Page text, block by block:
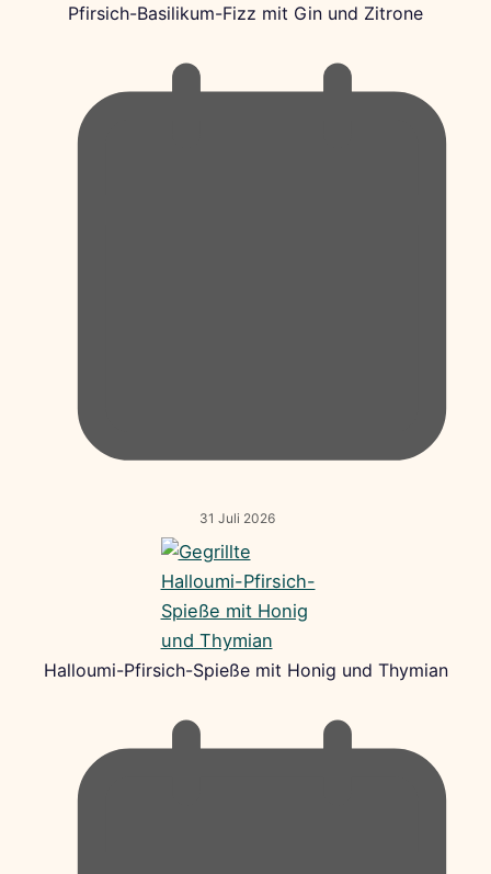
Pfirsich-Basilikum-Fizz mit Gin und Zitrone
31 Juli 2026
Halloumi-Pfirsich-Spieße mit Honig und Thymian